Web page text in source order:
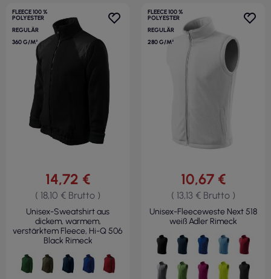
FLEECE 100 %
POLYESTER
REGULÄR
360 G/M²
14,72 €
( 18,10 € Brutto )
Unisex-Sweatshirt aus
dickem, warmem,
verstärktem Fleece, Hi-Q 506
Black Rimeck
FLEECE 100 %
POLYESTER
REGULÄR
280 G/M²
10,67 €
( 13,13 € Brutto )
Unisex-Fleeceweste Next 518
weiß Adler Rimeck